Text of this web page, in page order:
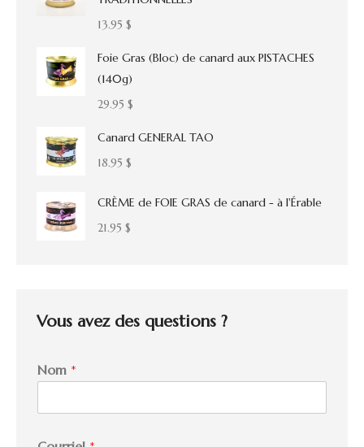
13.95 $
Foie Gras (Bloc) de canard aux PISTACHES
(140g)
29.95 $
Canard GENERAL TAO
18.95 $
CRÈME de FOIE GRAS de canard - à l'Érable
21.95 $
Vous avez des questions ?
Nom *